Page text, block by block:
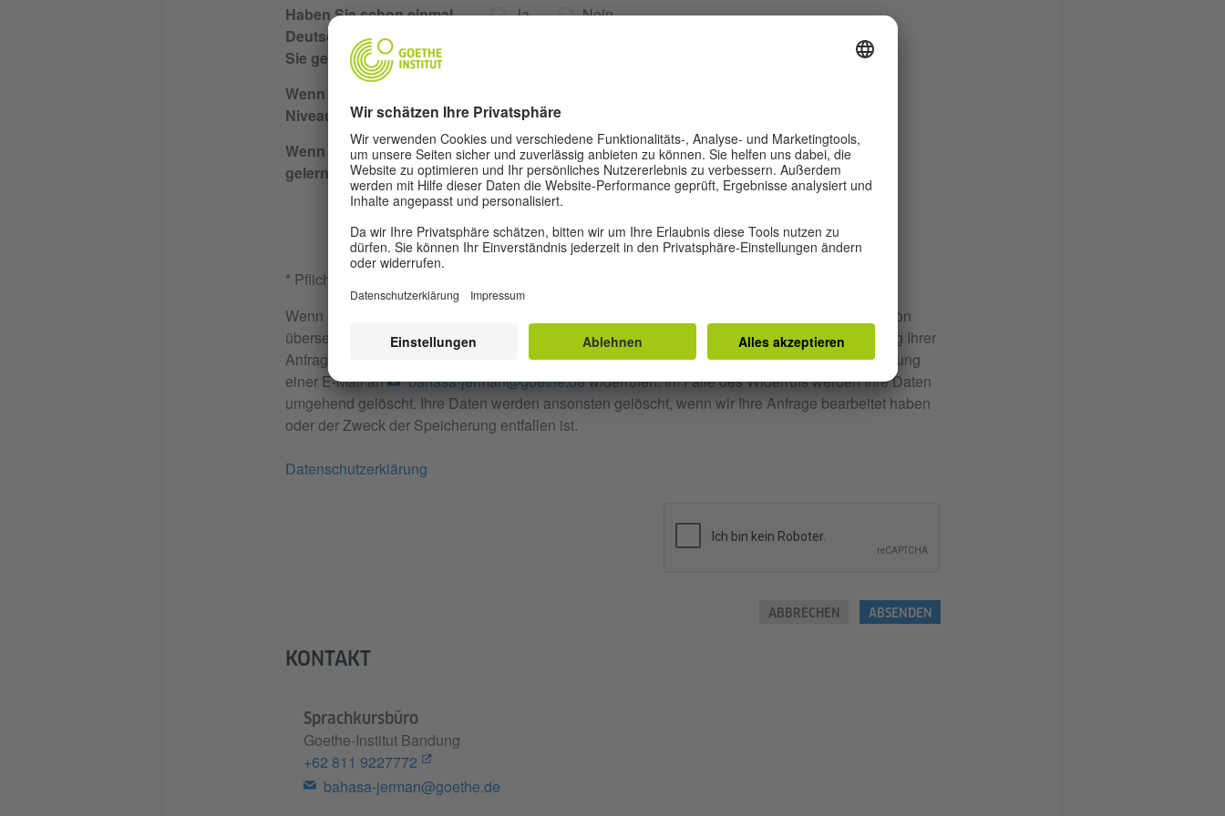
Haben Sie schon einmal
Deutsch gelernt / lernen
Sie gerade Deutsch?
Ja Nein
Wenn ja, bis zu welchem
Niveau (A1/A2/B1/B2)?
Wenn ja, wo haben Sie es
gelernt?
z.B.: über eine App, mit einem
* Pflichtfeld
Wenn Sie die im Kontaktformular eingegebenen Daten durch Klick auf den nachfolgenden Button
übersenden, erklären Sie sich damit einverstanden, dass wir Ihre Angaben für die Beantwortung Ihrer
Anfrage bzw. Kontaktaufnahme verwenden. Sie können Ihre erteilte Einwilligung durch Zusendung
einer E-Mail an
bahasa-jerman@goethe.dewiderrufen. Im Falle des Widerrufs werden Ihre Daten
umgehend gelöscht. Ihre Daten werden ansonsten gelöscht, wenn wir Ihre Anfrage bearbeitet haben
oder der Zweck der Speicherung entfallen ist.
Datenschutzerklärung
ABBRECHEN ABSENDEN
KONTAKT
Sprachkursbüro
Goethe-Institut Bandung
+62 811 9227772
bahasa-jerman@goethe.de